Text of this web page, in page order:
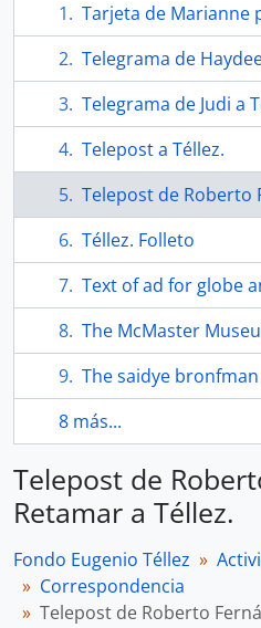
Tarjeta de Marianne
Telegrama de
Telegrama de Judi a
Telepost a Téllez.
Telepost de Roberto
Téllez. Folleto
Text of ad for globe
The McMaster Museum of Art presents two
The saidye
8 más...
Telepost de
Retamar a Téllez.
Fondo Eugenio Téllez
Correspondencia
Telepost de Roberto